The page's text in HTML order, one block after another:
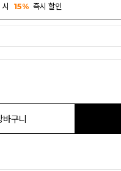
15% 즉시 할인
바구니